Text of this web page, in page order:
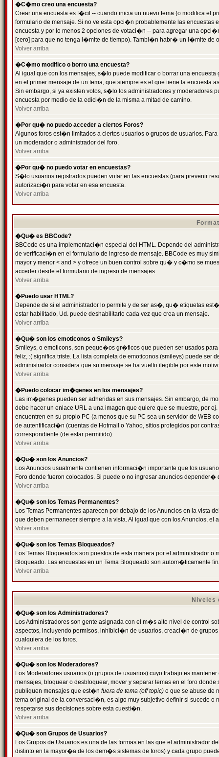
�C�mo creo una encuesta?
Crear una encuesta es f�cil -- cuando inicia un nuevo tema (o modifica el
formulario de mensaje. Si no ve esta opci�n probablemente las
encuesta y por lo menos 2 opciones de votaci�n -- para agregar una
[cero] para que no tenga l�mite de tiempo). Tambi�n habr� un l�mite de
Volver arriba
�C�mo modifico o borro una encuesta?
Al igual que con los mensajes, s�lo puede modificar o borrar una
en el primer mensaje de un tema, que siempre es el que tiene la encuesta
Sin embargo, si ya existen votos, s�lo los administradores y moderadores
encuesta por medio de la edici�n de la misma a mitad de camino.
Volver arriba
�Por qu� no puedo acceder a ciertos Foros?
Algunos foros est�n limitados a ciertos usuarios o grupos de usuarios.
un moderador o administrador del foro.
Volver arriba
�Por qu� no puedo votar en encuestas?
S�lo usuarios registrados pueden votar en las encuestas (para prevenir
autorizaci�n para votar en esa encuesta.
Volver arriba
�Qu� es BBCode?
BBCode es una implementaci�n especial del HTML. Depende del
de verificaci�n en el formulario de ingreso de mensaje. BBCode es muy
mayor y menor < and > y ofrece un buen control sobre qu� y c�mo se
acceder desde el formulario de ingreso de mensajes.
Volver arriba
�Puedo usar HTML?
Depende de si el administrador lo permite y de ser as�, qu� etiquetas
estar habilitado, Ud. puede deshabilitarlo cada vez que crea un mensaje.
Volver arriba
�Qu� son los emoticonos o Smileys?
Smileys, o emoticons, son peque�os gr�ficos que pueden ser usados
feliz, :( significa triste. La lista completa de emoticonos (smileys) puede
administrador considera que su mensaje se ha vuelto ilegible por este
Volver arriba
�Puedo colocar im�genes en los mensajes?
Las im�genes pueden ser adheridas en sus mensajes. Sin embargo, de
debe hacer un enlace URL a una imagen que quiere que se muestre, por
encuentren en su propio PC (a menos que su PC sea un servidor de
de autentificaci�n (cuentas de Hotmail o Yahoo, sitios protegidos por
correspondiente (de estar permitido).
Volver arriba
�Qu� son los Anuncios?
Los Anuncios usualmente contienen informaci�n importante que los
Foro donde fueron colocados. Si puede o no ingresar anuncios
Volver arriba
�Qu� son los Temas Permanentes?
Los Temas Permanentes aparecen por debajo de los Anuncios en la
que deben permanecer siempre a la vista. Al igual que con los Anuncios,
Volver arriba
�Qu� son los Temas Bloqueados?
Los Temas Bloqueados son puestos de esta manera por el administrador
Bloqueado. Las encuestas en un Tema Bloqueado son autom�ticamente
Volver arriba
Niveles
�Qu� son los Administradores?
Los Administradores son gente asignada con el m�s alto nivel de control
aspectos, incluyendo permisos, inhibici�n de usuarios, creaci�n de
cualquiera de los foros.
Volver arriba
�Qu� son los Moderadores?
Los Moderadores usuarios (o grupos de usuarios) cuyo trabajo es
mensajes, bloquear o desbloquear, mover y separar temas en el foro
publiquen mensajes que est�n fuera de tema (off topic) o que se abuse de
tema original de la conversaci�n, es algo muy subjetivo definir si sucede
respetarse sus decisiones sobre esta cuesti�n.
Volver arriba
�Qu� son Grupos de Usuarios?
Los Grupos de Usuarios es una de las formas en las que el administrador
distinto en la mayor�a de los dem�s sistemas de foros) y cada grupo